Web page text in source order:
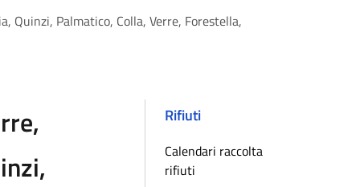
Quinzi, Palmatico, Colla, Verre, Forestella,
Rifiuti
Calendari raccolta
rifiuti